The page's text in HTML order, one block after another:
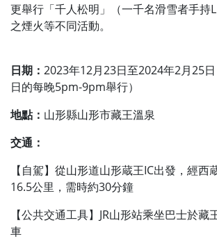
更舉行「千人松明」（一千名滑雪者手持
之煙火等不同活動。
日期： 2023年12月23日至2024年2月25
日的每晚5pm-9pm舉行）
地點： 山形縣山形市藏王溫泉
交通：
【自駕】從山形道山形蔵王IC出發，經西
16.5公里，需時約30分鐘
【公共交通工具】JR山形站乘坐巴士於
車